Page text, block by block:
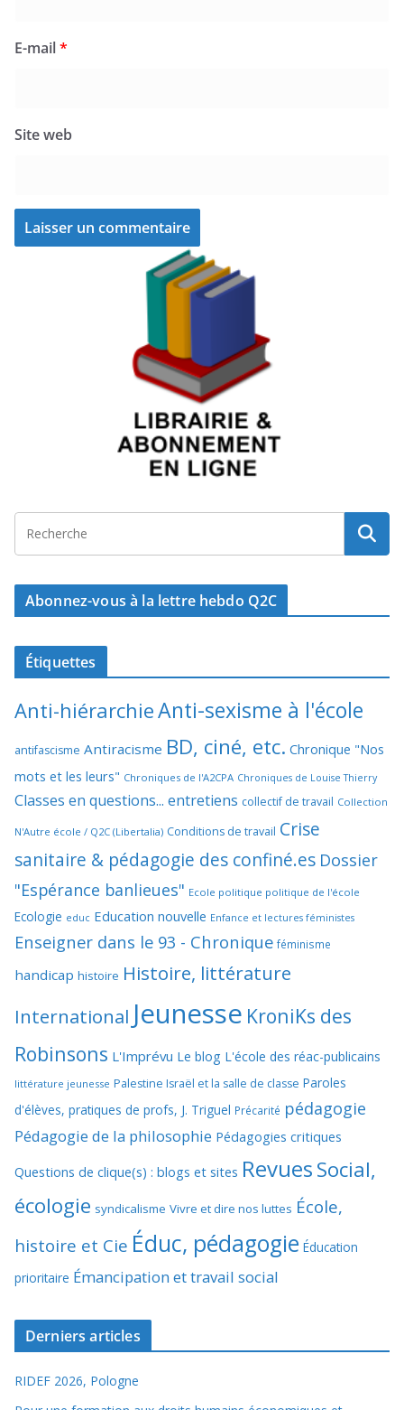
E-mail*
Site web
Abonnez-vous à la lettre hebdo Q2C
Étiquettes
Anti-hiérarchieAnti-sexisme à l'école
antifascisme Antiracisme BD, ciné, etc. Chronique "Nos
mots et les leurs" Chroniques de l'A2CPA Chroniques de Louise Thierry
Classes en questions... entretiens collectif de travail Collection
N'Autre école / Q2C (Libertalia) Conditions de travail Crise
sanitaire & pédagogie des confiné.es Dossier
"Espérance banlieues" Ecole politique politique de l'école
Ecologie educ Education nouvelle Enfance et lectures féministes
Enseigner dans le 93 - Chronique féminisme
handicap histoire Histoire, littérature
International Jeunesse KroniKs des
Robinsons L'Imprévu Le blog L'école des réac-publicains
littérature jeunesse Palestine Israël et la salle de classe Paroles
d'élèves, pratiques de profs, J. Triguel Précarité pédagogie
Pédagogie de la philosophie Pédagogies critiques
Questions de clique(s) : blogs et sites RevuesSocial,
écologie syndicalisme Vivre et dire nos luttes École,
histoire et Cie Éduc, pédagogie Éducation
prioritaire Émancipation et travail social
Derniers articles
RIDEF 2026, Pologne